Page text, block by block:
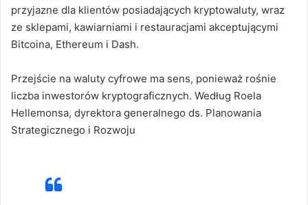
przyjazne dla klientów posiadających kryptowaluty, wraz
ze sklepami, kawiarniami i restauracjami akceptującymi
Bitcoina, Ethereum i Dash.
Przejście na waluty cyfrowe ma sens, ponieważ rośnie
liczba inwestorów kryptograficznych. Według Roela
Hellemonsa, dyrektora generalnego ds. Planowania
Strategicznego i Rozwoju